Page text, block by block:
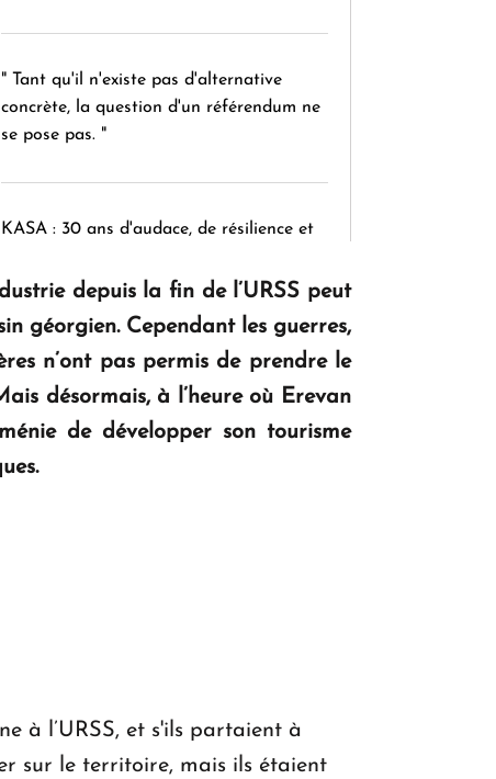
" Tant qu'il n'existe pas d'alternative
concrète, la question d'un référendum ne
se pose pas. "
KASA : 30 ans d'audace, de résilience et
Le premier hôtel Hyatt Regency
depuis la fin de l’URSS peut
géorgien. Cependant les guerres,
n’ont pas permis de prendre le
désormais, à l’heure où Erevan
de développer son tourisme
à l’URSS, et s'ils partaient à
sur le territoire, mais ils étaient